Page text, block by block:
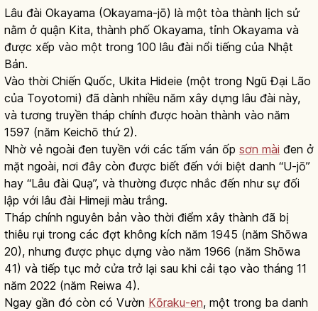
Lâu đài Okayama (Okayama-jō) là một tòa thành lịch sử
nằm ở quận Kita, thành phố Okayama, tỉnh Okayama và
được xếp vào một trong 100 lâu đài nổi tiếng của Nhật
Bản.
Vào thời Chiến Quốc, Ukita Hideie (một trong Ngũ Đại Lão
của Toyotomi) đã dành nhiều năm xây dựng lâu đài này,
và tương truyền tháp chính được hoàn thành vào năm
1597 (năm Keichō thứ 2).
Nhờ vẻ ngoài đen tuyền với các tấm ván ốp sơn mài đen ở
mặt ngoài, nơi đây còn được biết đến với biệt danh “U-jō”
hay “Lâu đài Quạ”, và thường được nhắc đến như sự đối
lập với lâu đài Himeji màu trắng.
Tháp chính nguyên bản vào thời điểm xây thành đã bị
thiêu rụi trong các đợt không kích năm 1945 (năm Shōwa
20), nhưng được phục dựng vào năm 1966 (năm Shōwa
41) và tiếp tục mở cửa trở lại sau khi cải tạo vào tháng 11
năm 2022 (năm Reiwa 4).
Ngay gần đó còn có Vườn Kōraku-en, một trong ba danh